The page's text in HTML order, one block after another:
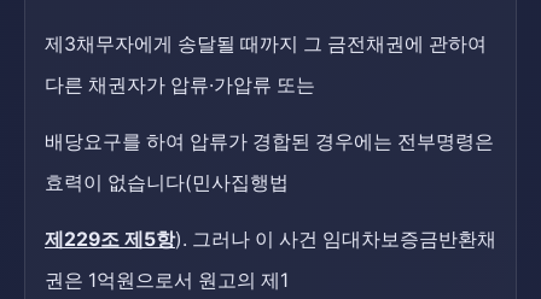
제3채무자에게 송달될 때까지 그 금전채권에 관하여
다른 채권자가 압류·가압류 또는
배당요구를 하여 압류가 경합된 경우에는 전부명령은
효력이 없습니다(민사집행법
제229조 제5항). 그러나 이 사건 임대차보증금반환채
권은 1억원으로서 원고의 제1